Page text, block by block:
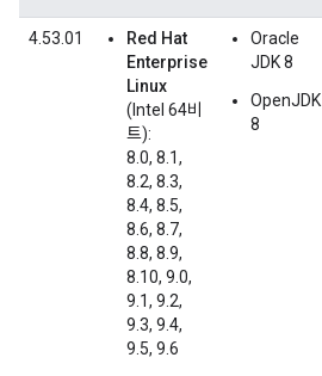
4.53.01
Red Hat
Enterprise
Linux
(Intel 64비
트):
8.0, 8.1,
8.2, 8.3,
8.4, 8.5,
8.6, 8.7,
8.8, 8.9,
8.10, 9.0,
9.1, 9.2,
9.3, 9.4,
9.5, 9.6
Oracle
JDK 8
OpenJDK
8